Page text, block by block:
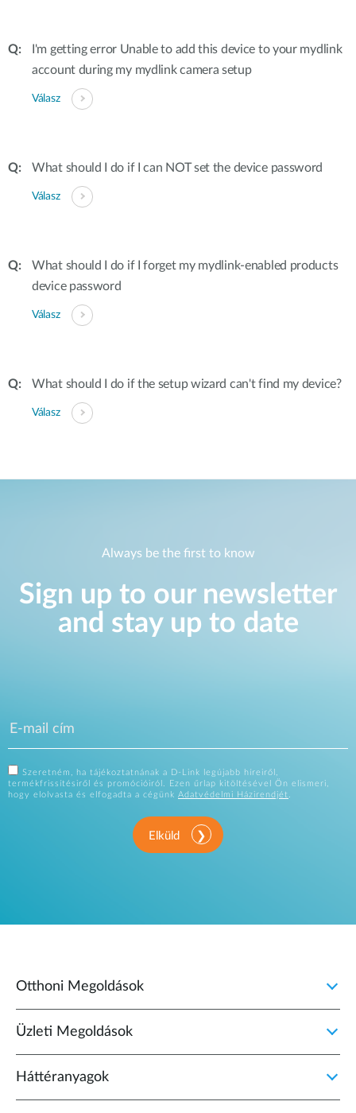
I'm getting error Unable to add this device to your mydlink
account during my mydlink camera setup
Válasz
What should I do if I can NOT set the device password
Válasz
What should I do if I forget my mydlink-enabled products
device password
Válasz
What should I do if the setup wizard can't find my device?
Válasz
Always be the first to know
Sign up to our newsletter
and stay up to date
Szeretném, ha tájékoztatnának a D-Link legújabb híreiről,
termékfrissítésiről és promócióiról. Ezen űrlap kitöltésével Ön elismeri,
hogy elolvasta és elfogadta a cégünk Adatvédelmi Házirendjét.
Elküld
Otthoni Megoldások
Üzleti Megoldások
Háttéranyagok